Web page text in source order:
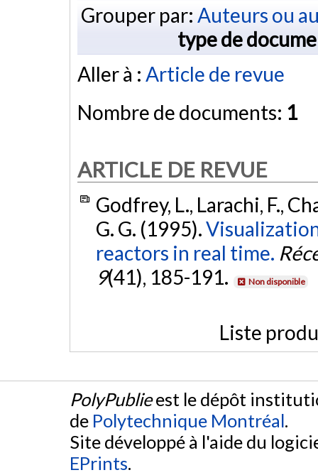
Grouper par: Auteurs ou
type de
Aller à : Article de revue
Nombre de documents: 1
ARTICLE DE REVUE
Godfrey, L., Larachi, F.,
G. G. (1995).
reactors in real time.
9(41), 185-191. Non disponible
Liste
PolyPublieest le dépôt
de Polytechnique Montréal.
Site développé à l'aide du
EPrints.